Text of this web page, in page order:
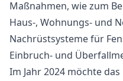
Maßnahmen, wie zum
Haus-, Wohnungs- und
Nachrüstsysteme für
Einbruch- und
Im Jahr 2024 möchte